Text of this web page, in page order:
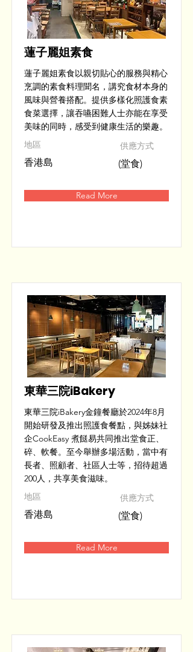
蓮子麗姐素食
蓮子麗姐素食以親切貼心的服務與精心
烹調的素食料理聞名，講究食材本身的
風味與營養搭配。提供多樣化照護食素
食菜選擇，讓吞嚥困難人士亦能在享受
美味的同時，感受到健康生活的樂趣。
​地區
香港島
供應方式
(堂食)
Read More
東華三院iBakery
東華三院iBakery金鐘餐廳於2024年8月
開始研發及推出照護食餐點，與姊妹社
企CookEasy 煮餸易共同推出堂食正、
碎、軟餐。至今舉辦多場活動，當中有
長者、照顧者、社區人士等，招待超過
200人，共享美食滋味。
​地區
香港島
供應方式
(堂食)
Read More